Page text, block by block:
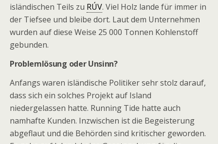
isländischen Teils zu RÚV. Viel Holz lande für immer in
der Tiefsee und bleibe dort. Laut dem Unternehmen
wurden auf diese Weise 25 000 Tonnen Kohlenstoff
gebunden.
Problemlösung oder Unsinn?
Anfangs waren isländische Politiker sehr stolz darauf,
dass sich ein solches Projekt auf Island
niedergelassen hatte. Running Tide hatte auch
namhafte Kunden. Inzwischen ist die Begeisterung
abgeflaut und die Behörden sind kritischer geworden.